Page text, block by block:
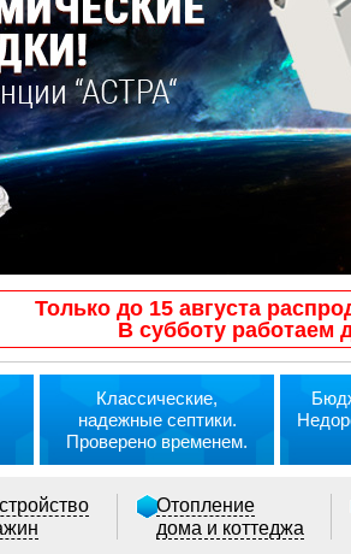
Только до 15 августа
В субботу работаем
Классические,
надежные септики.
Проверено временем.
Отопление
дома и коттеджа